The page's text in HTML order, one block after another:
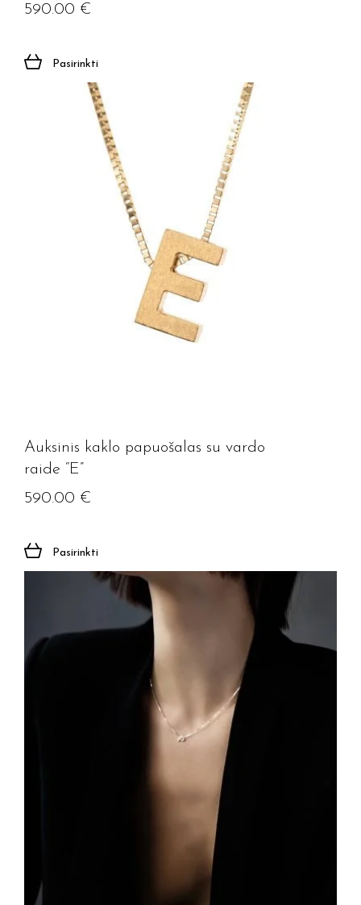
590.00 €
Pasirinkti
Auksinis kaklo papuošalas su vardo
raide “E”
590.00 €
Pasirinkti